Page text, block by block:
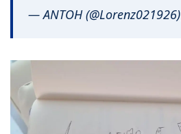
— ANTOH (@Lorenz021926)